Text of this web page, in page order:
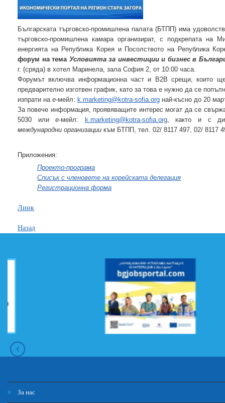
Българската търговско-промишлена палата (БТПП) има
търговско-промишлена камара организират, с подкрепата на
енергията на Република Корея и Посолството на Република
форум на тема Условията за инвестиции и бизнес в
г. (сряда) в хотел Маринела, зала София 2, от 10:00 часа.
Форумът включва информационна част и B2B срещи, които
предварително изготвен график, като за това е нужно да се
изпрати на е-мейл: k.marketing@kotra-sofia.org най-късно до 20
За повече информация, проявяващите интерес могат да се
5030 илиe-мейл: k.marketing@kotra-sofia.org, както и с
международни организации към БТПП, тел. 02/ 8117 497, 02/ 8117
Приложения:
Проекто-програма
Списък с членовете на корейската делегация
Регистрационна форма
Линк
Назад
За нас